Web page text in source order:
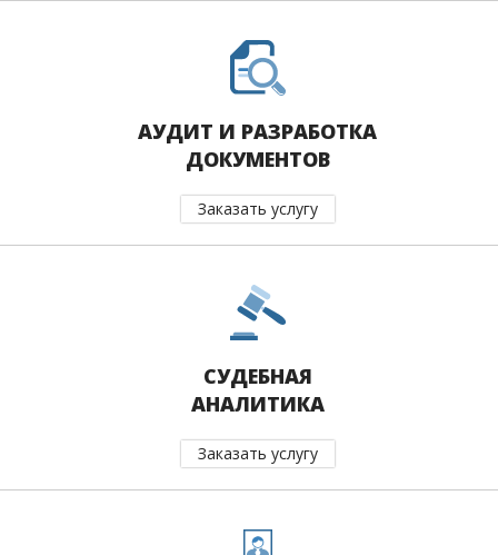
АУДИТ И РАЗРАБОТКА
ДОКУМЕНТОВ
Заказать услугу
СУДЕБНАЯ
АНАЛИТИКА
Заказать услугу